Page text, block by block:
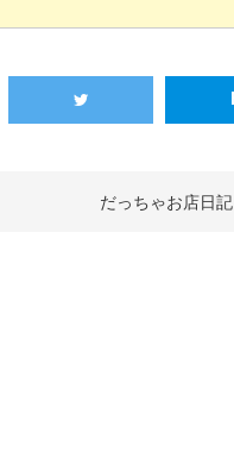
だっちゃお店日記